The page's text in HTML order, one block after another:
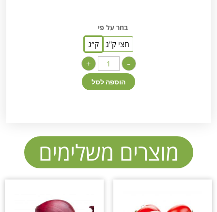
בחר על פי
חצי ק"ג ק״ג
-
+
הוספה לסל
מוצרים משלימים